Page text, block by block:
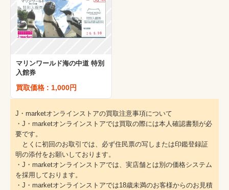
マリンワールド海の中道 特別
入館券
買取価格 : 1,000円
J・marketオンラインストアの買取注意事項について
・J・marketオンラインストアでは買取の際には本人確認書類が必
要です。
とくに初回のお取引では、必ず住民票の写しまたは印鑑登録証
明の添付をお願いしております。
・J・marketオンラインストアでは、実店舗とは別の価格システム
を採用しております。
・J・marketオンラインストアでは18歳未満のお客様からのお見積